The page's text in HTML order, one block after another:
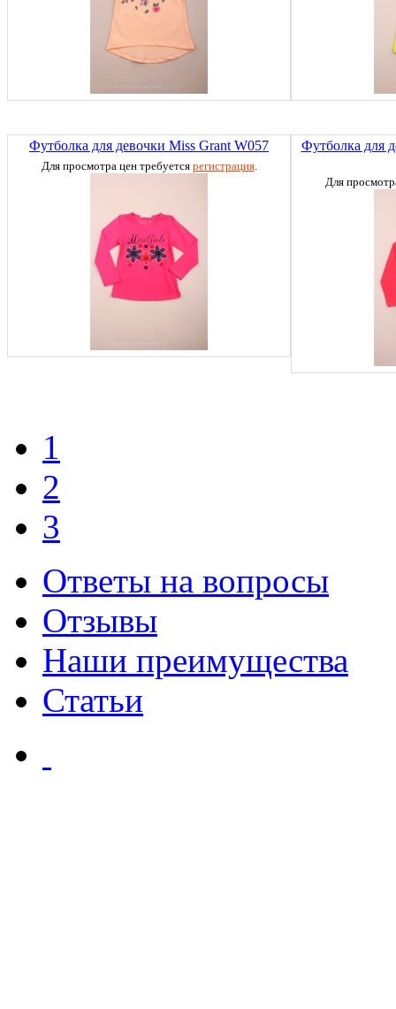
Футболка для девочки Miss Grant W057
Для просмотра цен требуется регистрация.
Футболка для
Для
1
2
3
Ответы на вопросы
Отзывы
Наши преимущества
Статьи